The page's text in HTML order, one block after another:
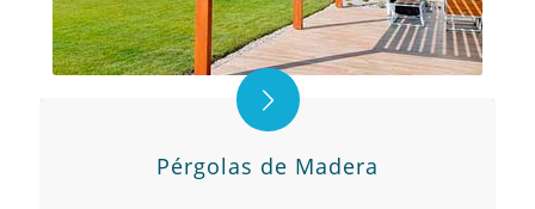
Pérgolas de Madera